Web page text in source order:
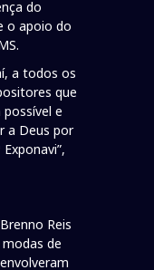
do
o apoio do
a todos os
que
e
a Deus por
Reis
de